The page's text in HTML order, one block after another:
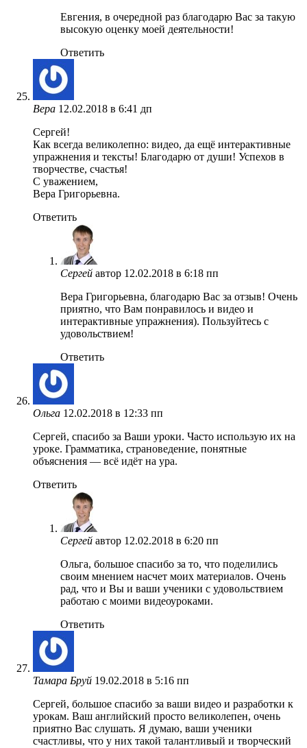
Евгения, в очередной раз благодарю Вас за такую
высокую оценку моей деятельности!
Ответить
Вера 12.02.2018 в 6:41 дп
Сергей!
Как всегда великолепно: видео, да ещё интерактивные
упражнения и тексты! Благодарю от души! Успехов в
творчестве, счастья!
С уважением,
Вера Григорьевна.
Ответить
Сергей автор 12.02.2018 в 6:18 пп
Вера Григорьевна, благодарю Вас за отзыв! Очень
приятно, что Вам понравилось и видео и
интерактивные упражнения). Пользуйтесь с
удовольствием!
Ответить
Ольга 12.02.2018 в 12:33 пп
Сергей, спасибо за Ваши уроки. Часто использую их на
уроке. Грамматика, страноведение, понятные
объяснения — всё идёт на ура.
Ответить
Сергей автор 12.02.2018 в 6:20 пп
Ольга, большое спасибо за то, что поделились
своим мнением насчет моих материалов. Очень
рад, что и Вы и ваши ученики с удовольствием
работаю с моими видеоуроками.
Ответить
Тамара Бруй 19.02.2018 в 5:16 пп
Сергей, большое спасибо за ваши видео и разработки к
урокам. Ваш английский просто великолепен, очень
приятно Вас слушать. Я думаю, ваши ученики
счастливы, что у них такой талантливый и творческий